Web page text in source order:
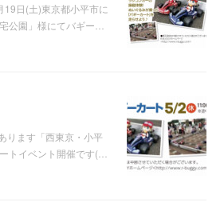
19日(土)東京都小平市に
公園」様にてバギー…
ります「西東京・小平
トイベント開催です(…